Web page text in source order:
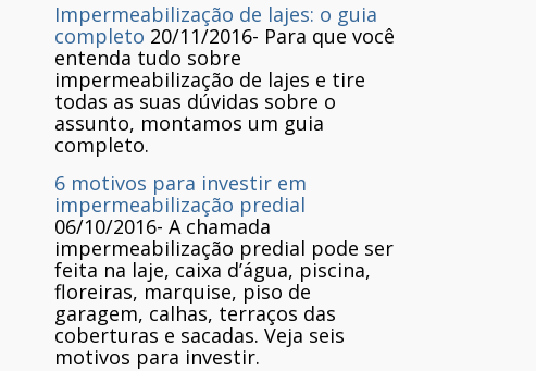
Impermeabilização de lajes: o guia
completo 20/11/2016- Para que você
entenda tudo sobre
impermeabilização de lajes e tire
todas as suas dúvidas sobre o
assunto, montamos um guia
completo.
6 motivos para investir em
impermeabilização predial
06/10/2016- A chamada
impermeabilização predial pode ser
feita na laje, caixa d’água, piscina,
floreiras, marquise, piso de
garagem, calhas, terraços das
coberturas e sacadas. Veja seis
motivos para investir.